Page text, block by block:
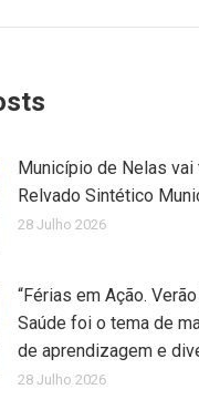
Município de Nelas vai
Relvado Sintético
28 Julho 2026
“Férias em Ação.
Saúde foi o tema de
de aprendizagem e
28 Julho 2026